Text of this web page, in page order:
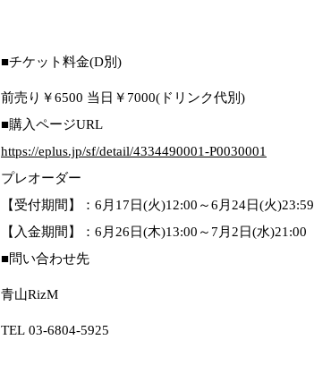
■チケット料金(D別)
前売り￥6500 当日￥7000(ドリンク代別)
■購入ページURL
https://eplus.jp/sf/detail/4334490001-P0030001
プレオーダー
【受付期間】：6月17日(火)12:00～6月24日(火)23:59
【入金期間】：6月26日(木)13:00～7月2日(水)21:00
■問い合わせ先
青山RizM
TEL 03-6804-5925